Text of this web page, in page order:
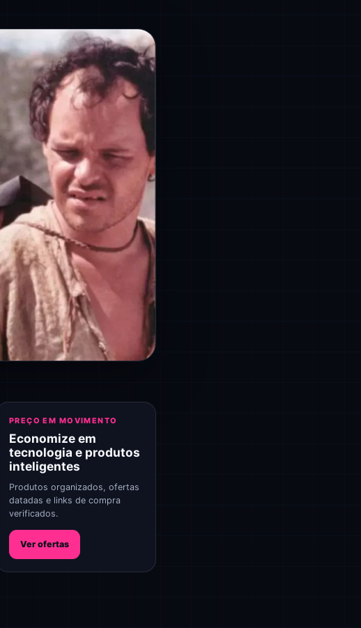
PREÇO EM MOVIMENTO
Economize em
tecnologia e produtos
inteligentes
Produtos organizados, ofertas
datadas e links de compra
verificados.
Ver ofertas